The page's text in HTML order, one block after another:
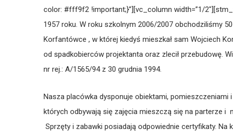
color: #fff9f2 !important;}”][vc_column width=”1/
1957 roku. W roku szkolnym 2006/2007 obchodziliśmy
Korfantówce , w której kiedyś mieszkał sam Wojciech
od spadkobierców projektanta oraz zlecił przebudowę.
nr rej.: A/1565/94 z 30 grudnia 1994.
Nasza placówka dysponuje obiektami,
których odbywają się zajęcia mieszczą się na parterze i
Sprzęty i zabawki posiadają odpowiednie certyfikaty.